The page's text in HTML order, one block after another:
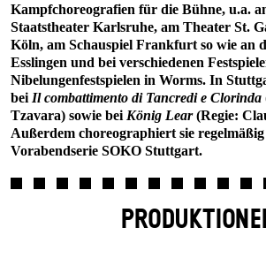
Kampfchoreografien für die Bühne, u.a.
Staatstheater Karlsruhe, am Theater St.
Köln, am Schauspiel Frankfurt so wie an
Esslingen und bei verschiedenen
Nibelungenfestspielen in Worms. In
bei Il combattimento di Tancredi e Clorinda
Tzavara) sowie bei König Lear(Regie:
Außerdem choreographiert sie
Vorabendserie SOKO Stuttgart.